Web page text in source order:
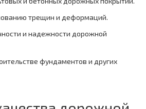
трещин и деформаций.
и надежности дорожной
фундаментов и других